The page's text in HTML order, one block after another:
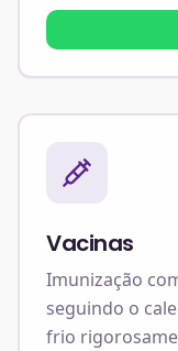
Vacinas
Imunização
seguindo o
frio